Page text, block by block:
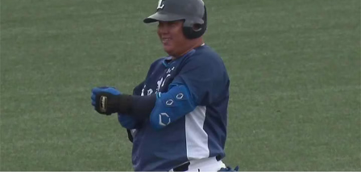
順位表･成績
1軍公式戦